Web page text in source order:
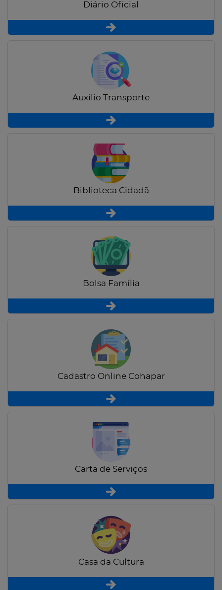
Diário Oficial
Auxílio Transporte
Biblioteca Cidadã
Bolsa Família
Cadastro Online Cohapar
Carta de Serviços
Casa da Cultura